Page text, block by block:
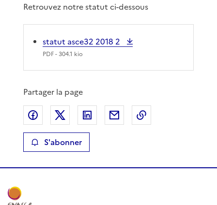
Retrouvez notre statut ci-dessous
statut asce32 2018 2
PDF- 304.1 kio
Partager la page
Partager sur Facebook
Partager sur XPartager sur LinkedIn
Partager par email
S'abonner